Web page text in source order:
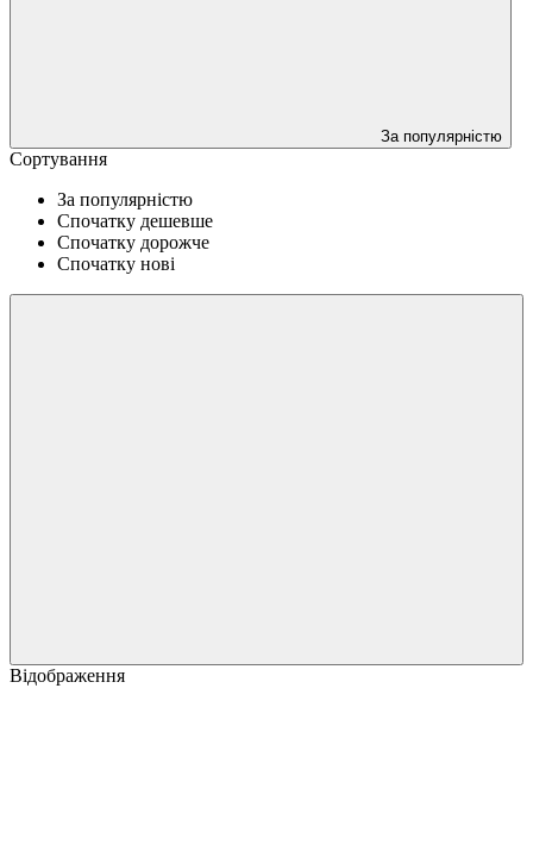
За популярністю
Сортування
За популярністю
Спочатку дешевше
Спочатку дорожче
Спочатку нові
Відображення